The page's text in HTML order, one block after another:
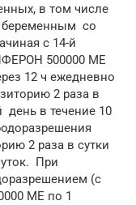
в том числе
беременным со
с 14-й
500000 МЕ
12 ч ежедневно
2 раза в
в течение 10
2 раза в сутки
При
(с
МЕ по 1